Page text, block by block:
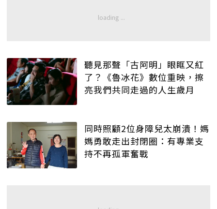
聽見那聲「古阿明」眼眶又紅
了？《魯冰花》數位重映，擦
亮我們共同走過的人生歲月
同時照顧2位身障兒太崩潰！媽
媽勇敢走出封閉圈：有專業支
持不再孤軍奮戰